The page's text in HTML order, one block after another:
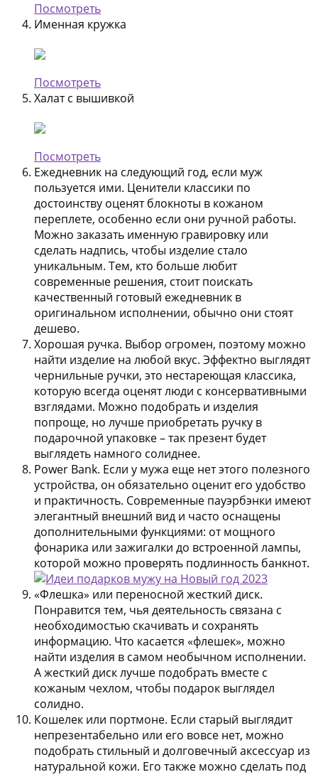
Посмотреть
Именная кружка
Посмотреть
Халат с вышивкой
Посмотреть
Ежедневник на следующий год, если муж
пользуется ими. Ценители классики по
достоинству оценят блокноты в кожаном
переплете, особенно если они ручной работы.
Можно заказать именную гравировку или
сделать надпись, чтобы изделие стало
уникальным. Тем, кто больше любит
современные решения, стоит поискать
качественный готовый ежедневник в
оригинальном исполнении, обычно они стоят
дешево.
Хорошая ручка. Выбор огромен, поэтому можно
найти изделие на любой вкус. Эффектно выглядят
чернильные ручки, это нестареющая классика,
которую всегда оценят люди с консервативными
взглядами. Можно подобрать и изделия
попроще, но лучше приобретать ручку в
подарочной упаковке – так презент будет
выглядеть намного солиднее.
Power Bank. Если у мужа еще нет этого полезного
устройства, он обязательно оценит его удобство
и практичность. Современные пауэрбэнки имеют
элегантный внешний вид и часто оснащены
дополнительными функциями: от мощного
фонарика или зажигалки до встроенной лампы,
которой можно проверять подлинность банкнот.
«Флешка» или переносной жесткий диск.
Понравится тем, чья деятельность связана с
необходимостью скачивать и сохранять
информацию. Что касается «флешек», можно
найти изделия в самом необычном исполнении.
А жесткий диск лучше подобрать вместе с
кожаным чехлом, чтобы подарок выглядел
солидно.
Кошелек или портмоне. Если старый выглядит
непрезентабельно или его вовсе нет, можно
подобрать стильный и долговечный аксессуар из
натуральной кожи. Его также можно сделать под